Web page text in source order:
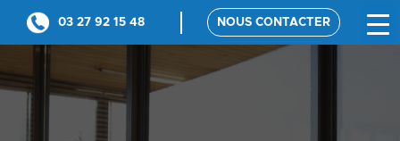
03 27 92 15 48 NOUS CONTACTER